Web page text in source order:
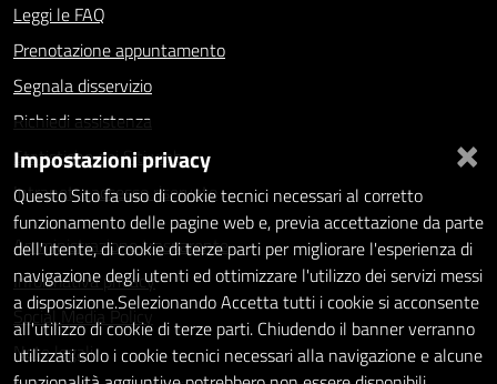
Leggi le FAQ
Prenotazione appuntamento
Segnala disservizio
Richiedi assistenza
Statistiche dei Siti web
Intranet - accesso riservato
Amministrazione trasparente
Informativa privacy
Social Media Policy
Note legali
×
Impostazioni privacy
Questo Sito fa uso di cookie tecnici necessari al corretto
funzionamento delle pagine web e, previa accettazione da parte
dell'utente, di cookie di terze parti per migliorare l'esperienza di
navigazione degli utenti ed ottimizzare l'utilizzo dei servizi messi
a disposizione.Selezionando Accetta tutti i cookie si acconsente
all'utilizzo di cookie di terze parti. Chiudendo il banner verranno
utilizzati solo i cookie tecnici necessari alla navigazione e alcune